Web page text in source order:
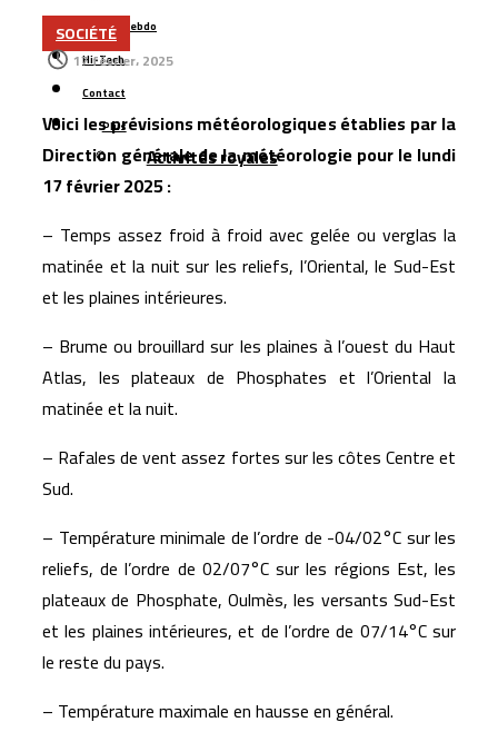
OCP accélère dans le dessalement : 410 millions de m³
d’eau par an
Boulemane : un projet de 251 MDH pour sécuriser
l’approvisionnement en eau potable
Six jeunes Marocains décrochent la 2ᵉ place mondiale
dans une compétition internationale de recherche
mathématique
Les transferts des Marocains d’Espagne dépassent
1,5 milliard d’euros
Nador West Med se prépare au lancement de ses
premières opérations commerciales
Tanger : l’aéroport Ibn Battouta prépare son
MCG24 Hebdo
Hi-Tech
Contact
Plus
Activités royales
SOCIÉTÉ
17 février، 2025
Voici les prévisions météorologiques établies par la
Direction générale de la météorologie pour le lundi
17 février 2025 :
– Temps assez froid à froid avec gelée ou verglas la
matinée et la nuit sur les reliefs, l’Oriental, le Sud-Est
et les plaines intérieures.
– Brume ou brouillard sur les plaines à l’ouest du Haut
Atlas, les plateaux de Phosphates et l’Oriental la
matinée et la nuit.
– Rafales de vent assez fortes sur les côtes Centre et
Sud.
– Température minimale de l’ordre de -04/02°C sur les
reliefs, de l’ordre de 02/07°C sur les régions Est, les
plateaux de Phosphate, Oulmès, les versants Sud-Est
et les plaines intérieures, et de l’ordre de 07/14°C sur
le reste du pays.
– Température maximale en hausse en général.